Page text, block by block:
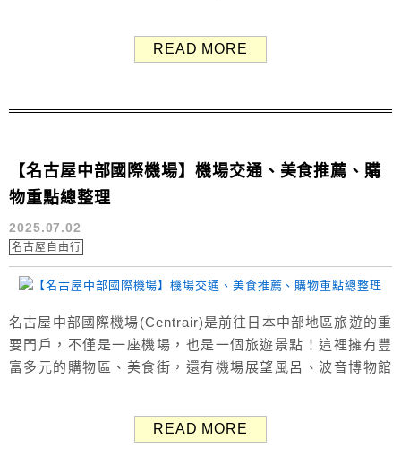
買方式，一次搞懂怎麼買最划算、最方便！ JR Pass是什
READ MORE
【名古屋中部國際機場】機場交通、美食推薦、購
物重點總整理
2025.07.02
名古屋自由行
名古屋中部國際機場(Centrair)是前往日本中部地區旅遊的重
要門戶，不僅是一座機場，也是一個旅遊景點！這裡擁有豐
富多元的購物區、美食街，還有機場展望風呂、波音博物館
式、美食推薦、購物伴手禮、設施景點與住宿資訊等重點，
READ MORE